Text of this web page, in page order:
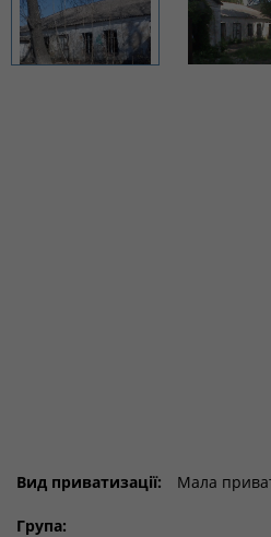
Вид приватизації: Мала
Група: